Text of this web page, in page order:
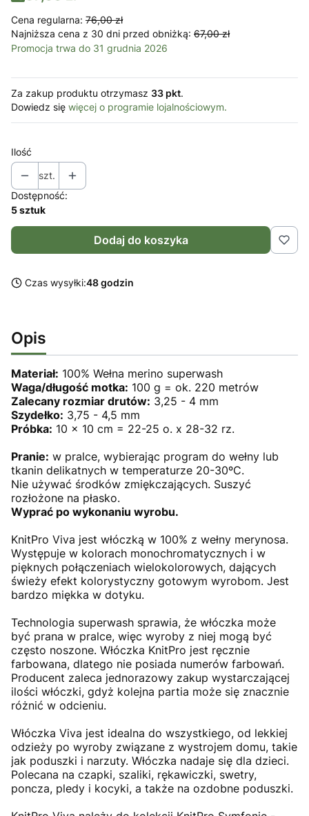
Cena regularna: 76,00 zł
Najniższa cena z 30 dni przed obniżką: 67,00 zł
Promocja trwa do 31 grudnia 2026
Za zakup produktu otrzymasz 33 pkt.
Dowiedz się więcej o programie lojalnościowym.
Ilość
szt.
Dostępność:
5 sztuk
Dodaj do koszyka
Czas wysyłki:48 godzin
Opis
Materiał: 100% Wełna merino superwash
Waga/długość motka: 100 g = ok. 220 metrów
Zalecany rozmiar drutów: 3,25 - 4 mm
Szydełko: 3,75 - 4,5 mm
Próbka: 10 x 10 cm = 22-25 o. x 28-32 rz.
Pranie: w pralce, wybierając program do wełny lub
tkanin delikatnych w temperaturze 20-30ºC.
Nie używać środków zmiękczających. Suszyć
rozłożone na płasko.
Wyprać po wykonaniu wyrobu.
KnitPro Viva jest włóczką w 100% z wełny merynosa.
Występuje w kolorach monochromatycznych i w
pięknych połączeniach wielokolorowych, dających
świeży efekt kolorystyczny gotowym wyrobom. Jest
bardzo miękka w dotyku.
Technologia superwash sprawia, że włóczka może
być prana w pralce, więc wyroby z niej mogą być
często noszone. Włóczka KnitPro jest ręcznie
farbowana, dlatego nie posiada numerów farbowań.
Producent zaleca jednorazowy zakup wystarczającej
ilości włóczki, gdyż kolejna partia może się znacznie
różnić w odcieniu.
Włóczka Viva jest idealna do wszystkiego, od lekkiej
odzieży po wyroby związane z wystrojem domu, takie
jak poduszki i narzuty. Włóczka nadaje się dla dzieci.
Polecana na czapki, szaliki, rękawiczki, swetry,
poncza, pledy i kocyki, a także na ozdobne poduszki.